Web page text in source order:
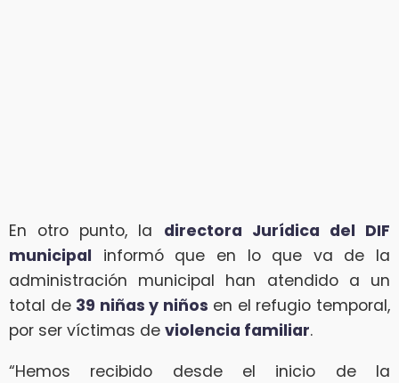
En otro punto, la directora Jurídica del DIF
municipal informó que en lo que va de la
administración municipal han atendido a un
total de 39 niñas y niños en el refugio temporal,
por ser víctimas de violencia familiar.
“Hemos recibido desde el inicio de la